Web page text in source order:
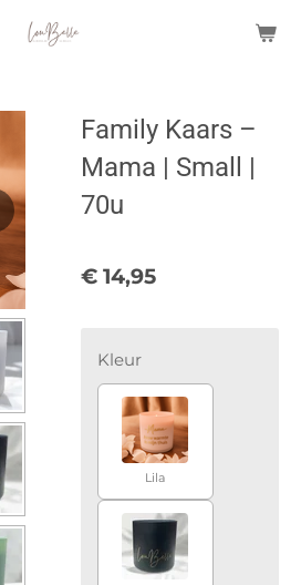
Family Kaars –
Mama | Small |
70u
€ 14,95
Kleur
Lila